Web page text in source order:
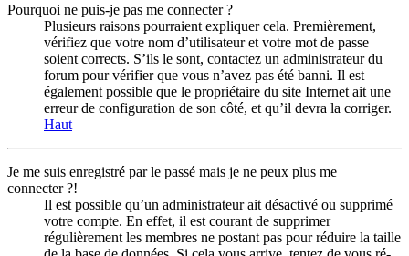
Pourquoi ne puis-je pas me connecter ?
Plusieurs raisons pourraient expliquer cela. Premièrement,
vérifiez que votre nom d’utilisateur et votre mot de passe
soient corrects. S’ils le sont, contactez un administrateur du
forum pour vérifier que vous n’avez pas été banni. Il est
également possible que le propriétaire du site Internet ait une
erreur de configuration de son côté, et qu’il devra la corriger.
Haut
Je me suis enregistré par le passé mais je ne peux plus me
connecter ?!
Il est possible qu’un administrateur ait désactivé ou supprimé
votre compte. En effet, il est courant de supprimer
régulièrement les membres ne postant pas pour réduire la taille